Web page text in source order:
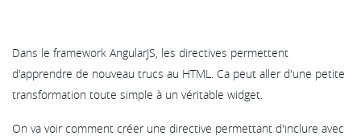
Dans le framework AngularJS, les directives permettent
d'apprendre de nouveau trucs au HTML. Ca peut aller d'une petite
transformation toute simple à un véritable widget.
On va voir comment créer une directive permettant d'inclure avec